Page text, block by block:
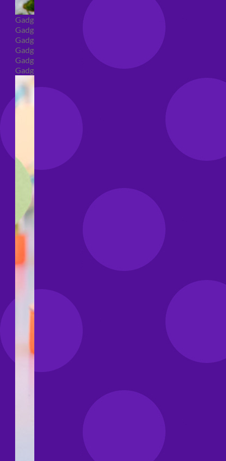
Gadget
Gadget addio al nubilato
Gadget Laurea
Gadget addio al celibato
Gadget per compleanno
Gadget generici